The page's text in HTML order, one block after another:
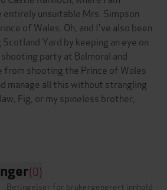
unsuitable Mrs. Simpson
of Wales. Oh, and I've also been
Yard by keeping an eye on
party at Balmoral and
from shooting the Prince of Wales
manage all this without strangling
Fig, or my spineless brother,
(0)
Betingelser for brukergenerert innhold